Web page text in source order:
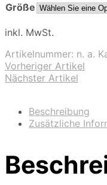
Größe
inkl. MwSt.
Artikelnummer: n. a.
Vorheriger Artikel
Nächster Artikel
Beschreibung
Zusätzliche